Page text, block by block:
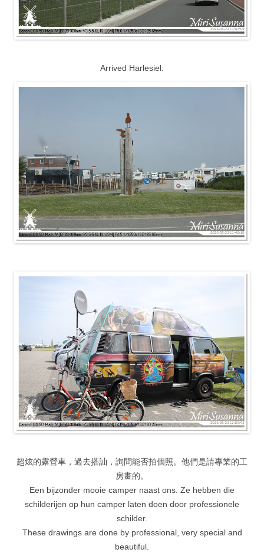
Arrived Harlesiel.
超炫的露營車，過去搭訕，詢問能否拍個照。他們是請專業的工
房畫的。
Een bijzonder mooie camper naast ons. Ze hebben die
schilderijen op hun camper laten doen door professionele
schilder.
These drawings are done by professional, very special and
beautiful.